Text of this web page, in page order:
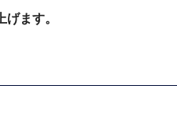
ます。